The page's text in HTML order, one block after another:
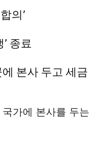
의’
종료
본사 두고 세금
가에 본사를 두는